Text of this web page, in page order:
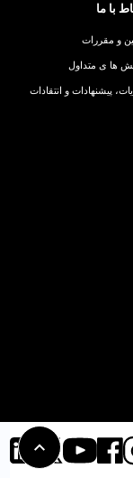
با ما
و مقررات
ها ی متداول
پیشنهادات و انتقادات